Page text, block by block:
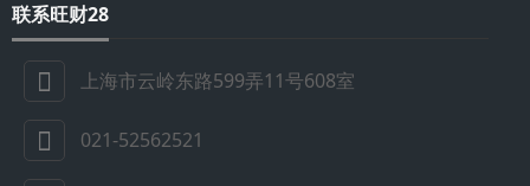
联系旺财28
上海市云岭东路599弄11号608室
021-52562521